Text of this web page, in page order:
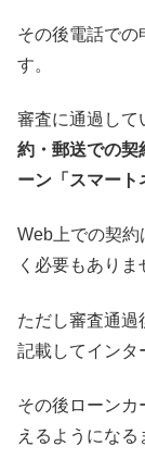
その後電話での
す。
審査に通過して
約・郵送での契
ーン「スマート
Web上での契約
く必要もありま
ただし審査通過
記載してインタ
その後ローンカ
えるようになる